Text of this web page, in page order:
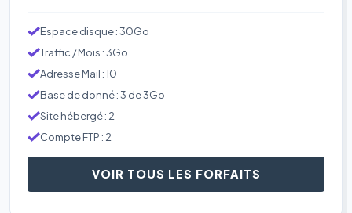
Espace disque : 30Go
Traffic / Mois : 3Go
Adresse Mail : 10
Base de donné : 3 de 3Go
Site hébergé : 2
Compte FTP : 2
VOIR TOUS LES FORFAITS